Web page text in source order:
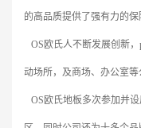
的高品质提供了强有力的保
OS 欧氏人不断发展创新，
动场所，及商场、办公室等
OS 欧氏地板多次参加并